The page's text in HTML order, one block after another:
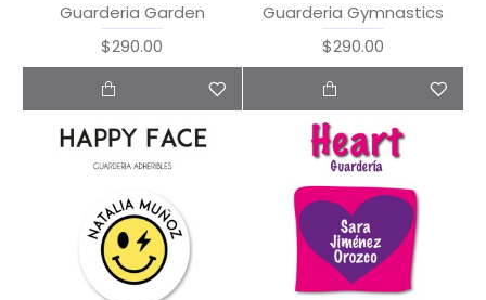
Guarderia Garden
$290.00
Guarderia Gymnastics
$290.00